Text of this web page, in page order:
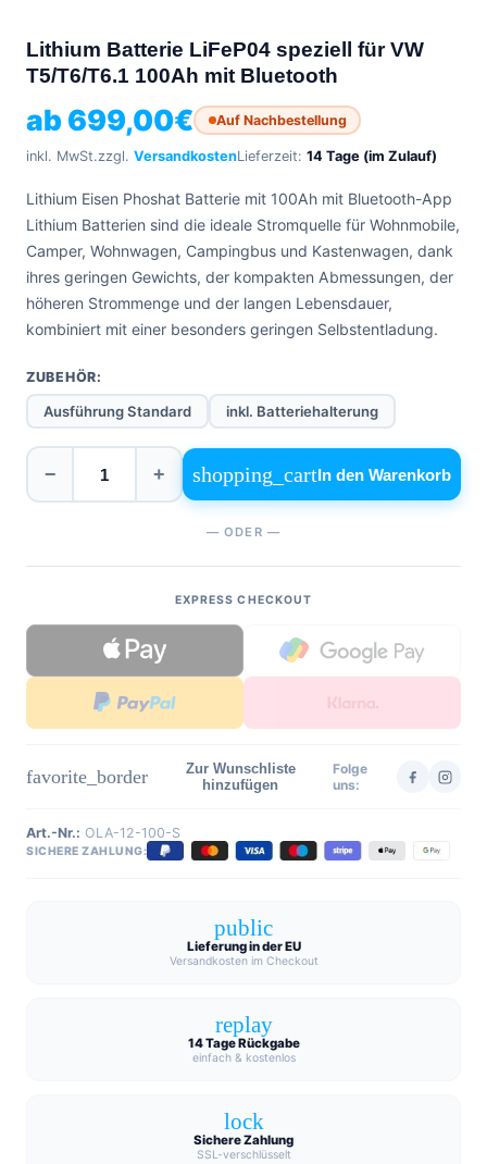
Lithium Batterie LiFeP04 speziell für VW
T5/T6/T6.1 100Ah mit Bluetooth
ab699,00€ Auf Nachbestellung
inkl. MwSt.zzgl. VersandkostenLieferzeit: 14 Tage (im Zulauf)
Lithium Eisen Phoshat Batterie mit 100Ah mit Bluetooth-App
Lithium Batterien sind die ideale Stromquelle für Wohnmobile,
Camper, Wohnwagen, Campingbus und Kastenwagen, dank
ihres geringen Gewichts, der kompakten Abmessungen, der
höheren Strommenge und der langen Lebensdauer,
kombiniert mit einer besonders geringen Selbstentladung.
ZUBEHÖR:
Ausführung Standard inkl. Batteriehalterung
− + shopping_cartIn den Warenkorb
— ODER —
EXPRESS CHECKOUT
favorite_border
Zur Wunschliste
hinzufügen
Folge
uns:
Art.-Nr.: OLA-12-100-S
SICHERE ZAHLUNG:
public
Lieferung in der EU
Versandkosten im Checkout
replay
14 Tage Rückgabe
einfach & kostenlos
lock
Sichere Zahlung
SSL-verschlüsselt